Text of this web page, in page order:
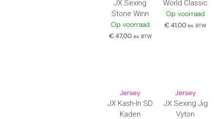
JX Sexing
Stone Winn
Op voorraad
€47,00 ex. BTW
World Classic
Op voorraad
€41,00 ex. BTW
Jersey
JX Kash-In SD
Kaden
Jersey
JX Sexing Jig
Vyton